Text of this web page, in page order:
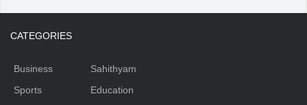
CATEGORIES
Business
Sports
Sahithyam
Education